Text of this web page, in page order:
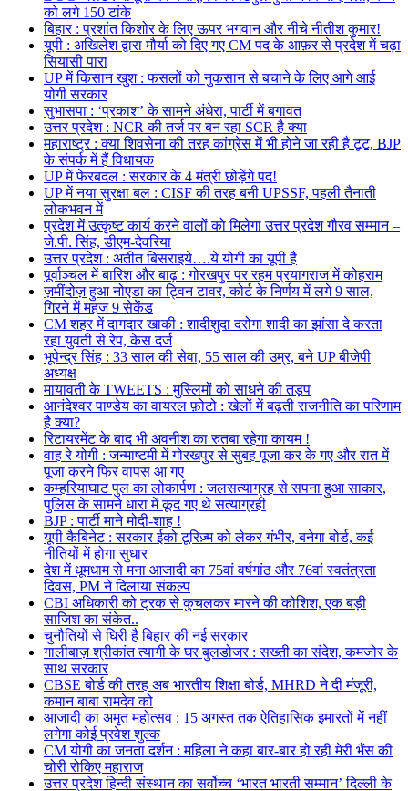
को लगे 150 टांके
बिहार : प्रशांत किशोर के लिए ऊपर भगवान और नीचे नीतीश कुमार!
यूपी : अखिलेश द्वारा मौर्या को दिए गए CM पद के आफ़र से प्रदेश में चढ़ा
सियासी पारा
UP में किसान खुश : फसलों को नुकसान से बचाने के लिए आगे आई
योगी सरकार
सुभासपा : ‘प्रकाश’ के सामने अंधेरा, पार्टी में बगावत
उत्तर प्रदेश : NCR की तर्ज पर बन रहा SCR है क्या
महाराष्ट्र : क्या शिवसेना की तरह कांग्रेस में भी होने जा रही है टूट, BJP
के संपर्क में हैं विधायक
UP में फेरबदल : सरकार के 4 मंत्री छोड़ेंगे पद!
UP में नया सुरक्षा बल : CISF की तरह बनी UPSSF, पहली तैनाती
लोकभवन में
प्रदेश में उत्कृष्ट कार्य करने वालों को मिलेगा उत्तर प्रदेश गौरव सम्मान –
जे.पी. सिंह, डीएम-देवरिया
उत्तर प्रदेश : अतीत बिसराइये….ये योगी का यूपी है
पूर्वाञ्चल में बारिश और बाढ़ : गोरखपुर पर रहम प्रयागराज में कोहराम
ज़मींदोज़ हुआ नोएडा का ट्विन टावर, कोर्ट के निर्णय में लगे 9 साल,
गिरने में महज 9 सेकेंड
CM शहर में दागदार खाकी : शादीशुदा दरोगा शादी का झांसा दे करता
रहा युवती से रेप, केस दर्ज
भूपेन्द्र सिंह : 33 साल की सेवा, 55 साल की उम्र, बने UP बीजेपी
अध्यक्ष
मायावती के TWEETS : मुस्लिमों को साधने की तड़प
आनंदेश्वर पाण्डेय का वायरल फ़ोटो : खेलों में बढ़ती राजनीति का परिणाम
है क्या?
रिटायरमेंट के बाद भी अवनीश का रुतबा रहेगा कायम !
वाह रे योगी : जन्माष्टमी में गोरखपुर से सुबह पूजा कर के गए और रात में
पूजा करने फिर वापस आ गए
कम्हरियाघाट पुल का लोकार्पण : जलसत्याग्रह से सपना हुआ साकार,
पुलिस के सामने धारा में कूद गए थे सत्याग्रही
BJP : पार्टी माने मोदी-शाह !
यूपी कैबिनेट : सरकार ईको टूरिज़्म को लेकर गंभीर, बनेगा बोर्ड, कई
नीतियों में होगा सुधार
देश में धूमधाम से मना आजादी का 75वां वर्षगांठ और 76वां स्वतंत्रता
दिवस, PM ने दिलाया संकल्प
CBI अधिकारी को ट्रक से कुचलकर मारने की कोशिश, एक बड़ी
साजिश का संकेत..
चुनौतियों से घिरी है बिहार की नई सरकार
गालीबाज़ श्रीकांत त्यागी के घर बुलडोजर : सख्ती का संदेश, कमजोर के
साथ सरकार
CBSE बोर्ड की तरह अब भारतीय शिक्षा बोर्ड, MHRD ने दी मंजूरी,
कमान बाबा रामदेव को
आजादी का अमृत महोत्सव : 15 अगस्त तक ऐतिहासिक इमारतों में नहीं
लगेगा कोई प्रवेश शुल्क
CM योगी का जनता दर्शन : महिला ने कहा बार-बार हो रही मेरी भैंस की
चोरी रोकिए महाराज
उत्तर प्रदेश हिन्दी संस्थान का सर्वोच्च ‘भारत भारती सम्मान’ दिल्ली के